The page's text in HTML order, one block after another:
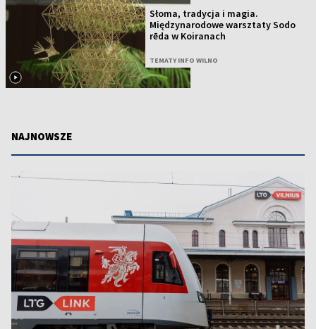
Słoma, tradycja i magia.
Międzynarodowe warsztaty Sodo
rēda w Koiranach
TEMATY INFO WILNO
NAJNOWSZE